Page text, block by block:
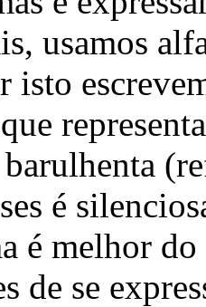
usamos
isto
é
é melhor do
de se